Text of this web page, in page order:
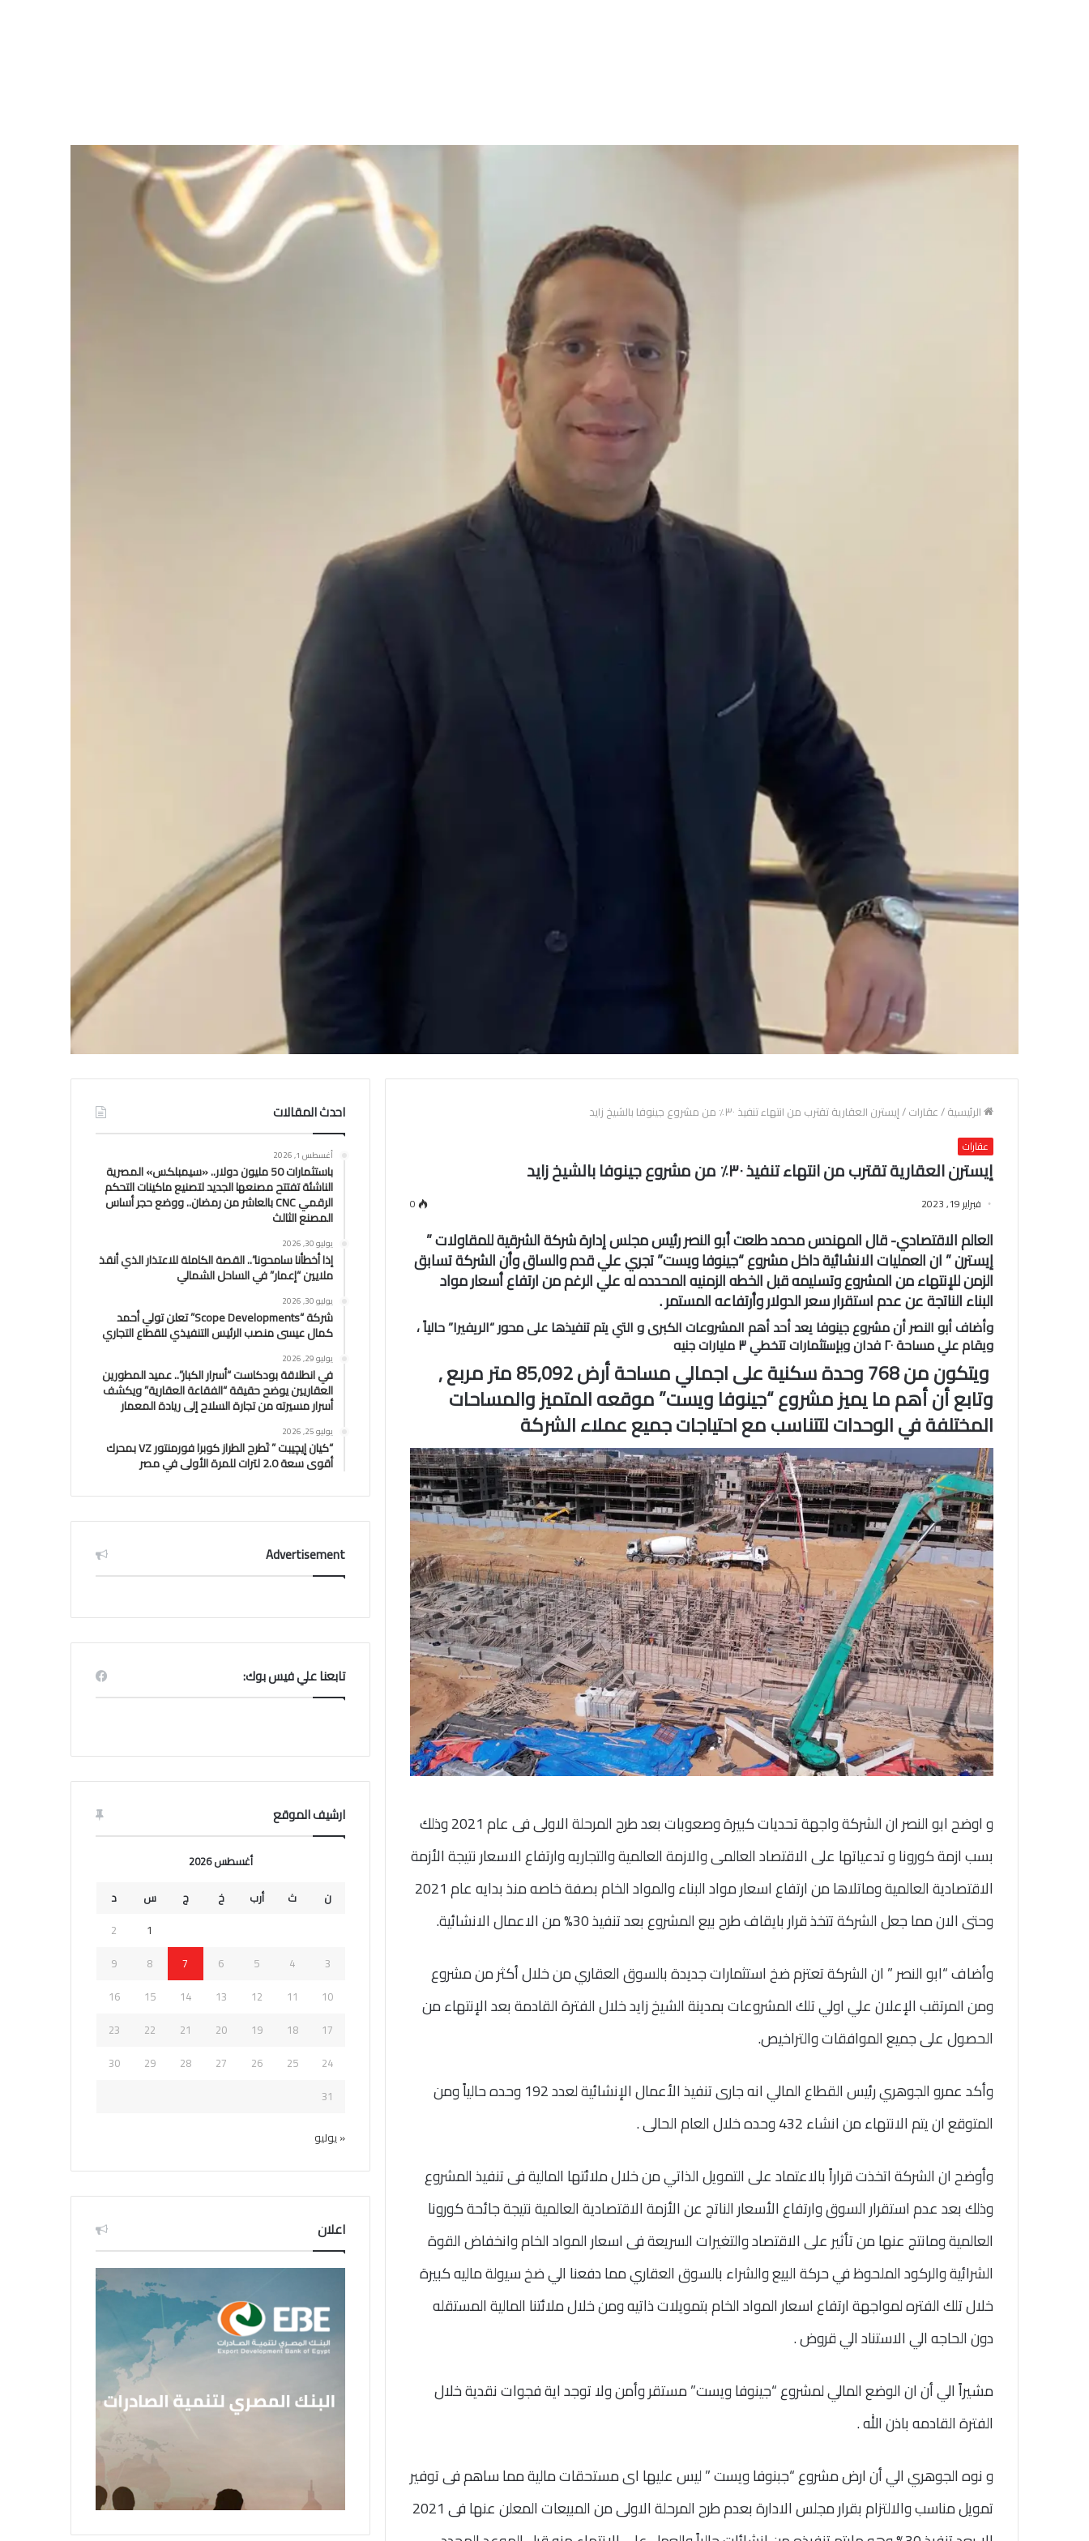
الرئيسية/عقارات/إيسترن العقارية تقترب من انتهاء تنفيذ ٣٠٪ من مشروع جينوفا بالشيخ زايد
عقارات
إيسترن العقارية تقترب من انتهاء تنفيذ ٣٠٪ من مشروع جينوفا بالشيخ زايد
فبراير 19, 2023 0
العالم الاقتصادي- قال المهندس محمد طلعت أبو النصر رئيس مجلس إدارة شركة الشرقية للمقاولات ”
إيسترن ” ان العمليات الانشائية داخل مشروع “جينوفا ويست” تجري علي قدم والساق وأن الشركة تسابق
الزمن للإنتهاء من المشروع وتسليمه قبل الخطه الزمنيه المحدده له علي الرغم من ارتفاع أسعار مواد
البناء الناتجة عن عدم استقرار سعر الدولار وأرتفاعه المستمر .
وأضاف أبو النصر أن مشروع جينوفا يعد أحد أهم المشروعات الكبرى و التي يتم تنفيذها على محور “الريفيرا” حالياً ،
ويقام علي مساحة ٢٠ فدان وبإستثمارات تتخطي ٣ مليارات جنيه
ويتكون من 768 وحدة سكنية على اجمالي مساحة أرض 85,092 متر مربع ,
وتابع أن أهم ما يميز مشروع “جينوفا ويست” موقعه المتميز والمساحات
المختلفة في الوحدات لتتناسب مع احتياجات جميع عملاء الشركة
و اوضح ابو النصر ان الشركة واجهة تحديات كبيرة وصعوبات بعد طرح المرحلة الاولى فى عام 2021 وذلك
بسب ازمة كورونا و تدعياتها على الاقتصاد العالمى والازمة العالمية والتجاريه وارتفاع الاسعار نتيجة الأزمة
الاقتصادية العالمية وماتلاها من ارتفاع اسعار مواد البناء والمواد الخام بصفة خاصه منذ بدايه عام 2021
وحتى الان مما جعل الشركة تتخذ قرار بايقاف طرح بيع المشروع بعد تنفيذ 30% من الاعمال الانشائية.
وأضاف “ابو النصر ” ان الشركة تعتزم ضخ استثمارات جديدة بالسوق العقاري من خلال أكثر من مشروع
ومن المرتقب الإعلان علي اولي تلك المشروعات بمدينة الشيخ زايد خلال الفترة القادمة بعد الإنتهاء من
الحصول على جميع الموافقات والتراخيص.
وأكد عمرو الجوهري رئيس القطاع المالي انه جارى تنفيذ الأعمال الإنشائية لعدد 192 وحده حالياً ومن
المتوقع ان يتم الانتهاء من انشاء 432 وحده خلال العام الحالى .
وأوضح ان الشركة اتخذت قراراً بالاعتماد على التمويل الذاتي من خلال ملائتها المالية فى تنفيذ المشروع
وذلك بعد عدم استقرار السوق وارتفاع الأسعار الناتج عن الأزمة الاقتصادية العالمية نتيجة جائحة كورونا
العالمية ومانتج عنها من تأثير على الاقتصاد والتغيرات السريعة فى اسعار المواد الخام وانخفاض القوة
الشرائية والركود الملحوظ في حركة البيع والشراء بالسوق العقاري مما دفعنا الي ضخ سيولة ماليه كبيرة
خلال تلك الفتره لمواجهة ارتفاع اسعار المواد الخام بتمويلات ذاتيه ومن خلال ملائتنا المالية المستقله
دون الحاجه الي الاستناد الي قروض .
مشيراً الي أن ان الوضع المالي لمشروع “جينوفا ويست” مستقر وأمن ولا توجد اية فجوات نقدية خلال
الفترة القادمه باذن الله .
و نوه الجوهري الي أن ارض مشروع “جبنوفا ويست ” ليس عليها اى مستحقات مالية مما ساهم فى توفير
تمويل مناسب والالتزام بقرار مجلس الادارة بعدم طرح المرحلة الاولى من المبيعات المعلن عنها فى 2021
احدث المقالات
أغسطس 1, 2026
باستثمارات 50 مليون دولار.. «سيمبلكس» المصرية
الناشئة تفتتح مصنعها الجديد لتصنيع ماكينات التحكم
الرقمي CNC بالعاشر من رمضان.. ووضع حجر أساس
المصنع الثالث
يوليو 30, 2026
إذا أخطأنا سامحونا”.. القصة الكاملة للاعتذار الذي أنقذ
ملايين “إعمار” في الساحل الشمالي
يوليو 30, 2026
شركة “Scope Developments” تعلن تولي أحمد
كمال عيسى منصب الرئيس التنفيذي للقطاع التجاري
يوليو 29, 2026
في انطلاقة بودكاست “أسرار الكبار”.. عميد المطورين
العقاريين يوضح حقيقة “الفقاعة العقارية” ويكشف
أسرار مسيرته من تجارة السلاح إلى ريادة المعمار
يوليو 25, 2026
“كيان إيچيبت ” تَطرح الطراز كوبرا فورمنتور VZ بمحرك
أقوى سعة 2.0 لترات للمرة الأولى في مصر
Advertisement
تابعنا علي فيس بوك:
ارشيف الموقع
أغسطس 2026
ن
ث أرب خ ج س
د
1
2
3
4
5
6
7
8
9
10
11
12
13
14
15
16
17
18
19
20
21
22
23
24
25
26
27
28
29
30
31
« يوليو
اعلان